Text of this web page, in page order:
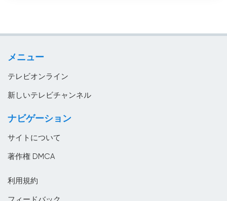
エストニア
メニュー
テレビオンライン
新しいテレビチャンネル
ナビゲーション
サイトについて
著作権 DMCA
利用規約